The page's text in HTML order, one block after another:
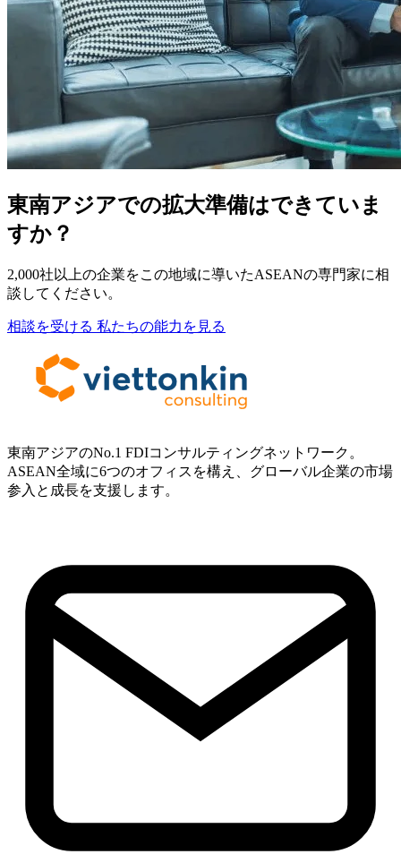
東南アジアでの拡大準備はできていま
すか？
2,000社以上の企業をこの地域に導いたASEANの専門家に相
談してください。
相談を受ける 私たちの能力を見る
東南アジアのNo.1 FDIコンサルティングネットワーク。
ASEAN全域に6つのオフィスを構え、グローバル企業の市場
参入と成長を支援します。